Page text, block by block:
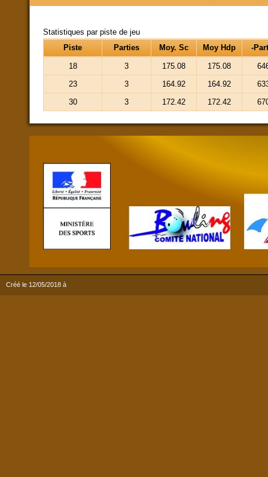
Statistiques par piste de jeu
Piste
Parties Moy. Sc Moy Hdp -
18 3 175.08 175.08
23
3 164.92 164.92
30
3 172.42 172.42
Créé le 12/05/2018 à